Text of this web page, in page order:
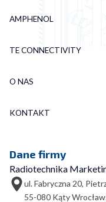
AMPHENOL
TE CONNECTIVITY
O NAS
KONTAKT
Dane firmy
Radiotechnika
ul. Fabryczna 20,
55-080 Kąty